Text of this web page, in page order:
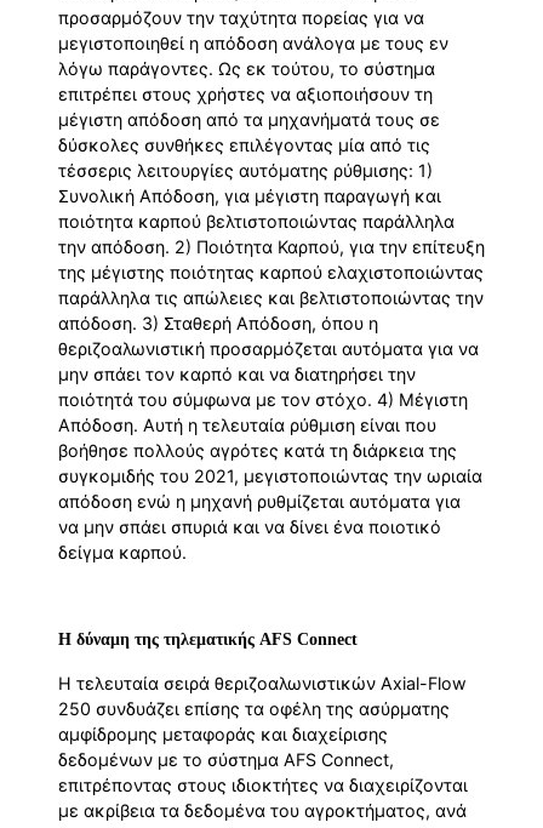
προσαρμόζουν την ταχύτητα πορείας για να
μεγιστοποιηθεί η απόδοση ανάλογα με τους εν
λόγω παράγοντες. Ως εκ τούτου, το σύστημα
επιτρέπει στους χρήστες να αξιοποιήσουν τη
μέγιστη απόδοση από τα μηχανήματά τους σε
δύσκολες συνθήκες επιλέγοντας μία από τις
τέσσερις λειτουργίες αυτόματης ρύθμισης: 1)
Συνολική Απόδοση, για μέγιστη παραγωγή και
ποιότητα καρπού βελτιστοποιώντας παράλληλα
την απόδοση. 2) Ποιότητα Καρπού, για την επίτευξη
της μέγιστης ποιότητας καρπού ελαχιστοποιώντας
παράλληλα τις απώλειες και βελτιστοποιώντας την
απόδοση. 3) Σταθερή Απόδοση, όπου η
θεριζοαλωνιστική προσαρμόζεται αυτόματα για να
μην σπάει τον καρπό και να διατηρήσει την
ποιότητά του σύμφωνα με τον στόχο. 4) Μέγιστη
Απόδοση. Αυτή η τελευταία ρύθμιση είναι που
βοήθησε πολλούς αγρότες κατά τη διάρκεια της
συγκομιδής του 2021, μεγιστοποιώντας την ωριαία
απόδοση ενώ η μηχανή ρυθμίζεται αυτόματα για
να μην σπάει σπυριά και να δίνει ένα ποιοτικό
δείγμα καρπού.
Η δύναμη της τηλεματικής AFS Connect
Η τελευταία σειρά θεριζοαλωνιστικών Axial-Flow
250 συνδυάζει επίσης τα οφέλη της ασύρματης
αμφίδρομης μεταφοράς και διαχείρισης
δεδομένων με το σύστημα AFS Connect,
επιτρέποντας στους ιδιοκτήτες να διαχειρίζονται
με ακρίβεια τα δεδομένα του αγροκτήματος, ανά